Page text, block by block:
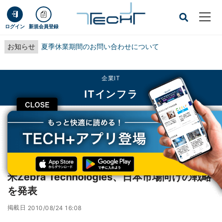
ログイン 新規会員登録
お知らせ 夏季休業期間のお問い合わせについて
CLOSE
企業IT
ITインフラ
TECH+ 企業IT
ITインフラ
米Zebra Technologies、日本市場向けの戦略を発表
米Zebra Technologies、日本市場向けの戦略
を発表
掲載日 2010/08/24 16:08